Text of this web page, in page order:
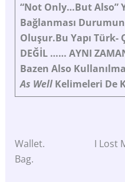
“NotOnly…but Also”
Bağlanması
Oluşur.Bu Yapı Türk-
DEĞİL …… AYNI
Bazen Also
As Well Kelimeleri De
I Lost
Wallet. I Lost